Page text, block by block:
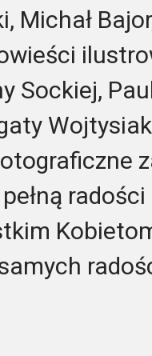
Michał
Sockiej,